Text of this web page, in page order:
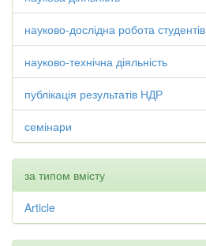
науково-дослідна робота студентів
науково-технічна діяльність
публікація результатів НДР
семінари
за типом вмісту
Article